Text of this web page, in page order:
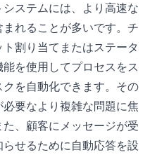
ステムには、より高速な
れることが多いです。チ
割り当てまたはステータ
を使用してプロセスをス
を自動化できます。その
要なより複雑な問題に焦
、顧客にメッセージが受
せるために自動応答を設